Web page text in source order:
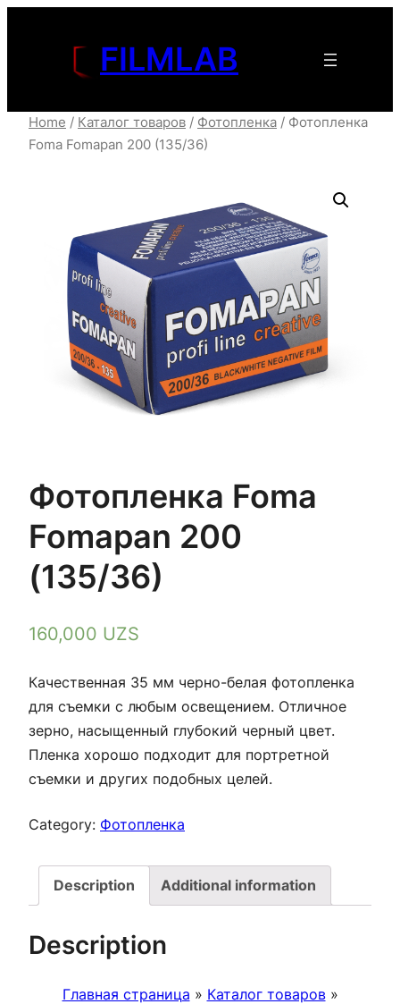
содержимомуFILMLAB
Home / Каталог товаров / Фотопленка / Фотопленка
Foma Fomapan 200 (135/36)
Фотопленка Foma
Fomapan 200
(135/36)
160,000 UZS
Качественная 35 мм черно-белая фотопленка
для съемки с любым освещением. Отличное
зерно, насыщенный глубокий черный цвет.
Пленка хорошо подходит для портретной
съемки и других подобных целей.
Category: Фотопленка
Description Additional information
Description
Главная страница » Каталог товаров»